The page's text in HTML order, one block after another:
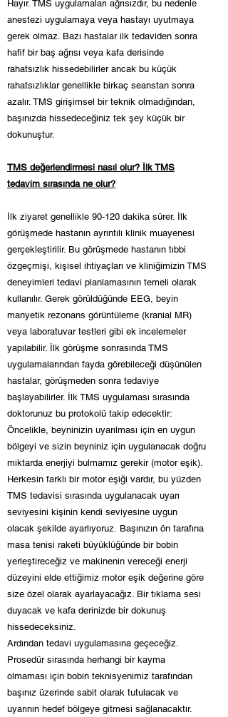
Hayır. TMS uygulamaları ağrısızdır, bu nedenle
anestezi uygulamaya veya hastayı uyutmaya
gerek olmaz. Bazı hastalar ilk tedaviden sonra
hafif bir baş ağrısı veya kafa derisinde
rahatsızlık hissedebilirler ancak bu küçük
rahatsızlıklar genellikle birkaç seanstan sonra
azalır. TMS girişimsel bir teknik olmadığından,
başınızda hissedeceğiniz tek şey küçük bir
dokunuştur.
TMS değerlendirmesi nasıl olur? İlk TMS
tedavim sırasında ne olur?
İlk ziyaret genellikle 90-120 dakika sürer. İlk
görüşmede hastanın ayrıntılı klinik muayenesi
gerçekleştirilir. Bu görüşmede hastanın tıbbi
özgeçmişi, kişisel ihtiyaçları ve kliniğimizin TMS
deneyimleri tedavi planlamasının temeli olarak
kullanılır. Gerek görüldüğünde EEG, beyin
manyetik rezonans görüntüleme (kranial MR)
veya laboratuvar testleri gibi ek incelemeler
yapılabilir. İlk görüşme sonrasında TMS
uygulamalarından fayda görebileceği düşünülen
hastalar, görüşmeden sonra tedaviye
başlayabilirler. İlk TMS uygulaması sırasında
doktorunuz bu protokolü takip edecektir:
Öncelikle, beyninizin uyarılması için en uygun
bölgeyi ve sizin beyniniz için uygulanacak doğru
miktarda enerjiyi bulmamız gerekir (motor eşik).
Herkesin farklı bir motor eşiği vardır, bu yüzden
TMS tedavisi sırasında uygulanacak uyarı
seviyesini kişinin kendi seviyesine uygun
olacak şekilde ayarlıyoruz. Başınızın ön tarafına
masa tenisi raketi büyüklüğünde bir bobin
yerleştireceğiz ve makinenin vereceği enerji
düzeyini elde ettiğimiz motor eşik değerine göre
size özel olarak ayarlayacağız. Bir tıklama sesi
duyacak ve kafa derinizde bir dokunuş
hissedeceksiniz.
Ardından tedavi uygulamasına geçeceğiz.
Prosedür sırasında herhangi bir kayma
olmaması için bobin teknisyenimiz tarafından
başınız üzerinde sabit olarak tutulacak ve
uyarının hedef bölgeye gitmesi sağlanacaktır.